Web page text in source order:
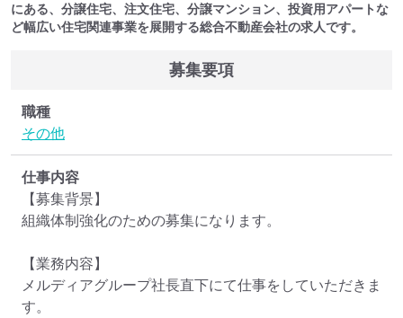
にある、分譲住宅、注文住宅、分譲マンション、投資用アパートな
ど幅広い住宅関連事業を展開する総合不動産会社の求人です。
募集要項
職種
その他
仕事内容
【募集背景】
組織体制強化のための募集になります。
【業務内容】
メルディアグループ社長直下にて仕事をしていただきま
す。